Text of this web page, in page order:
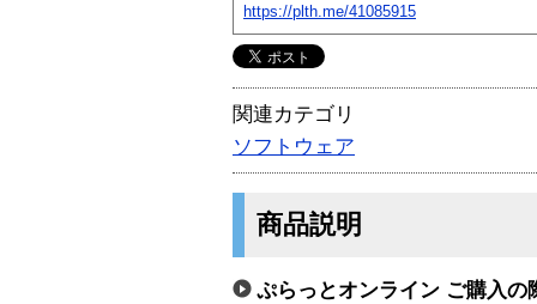
https://plth.me/41085915
関連カテゴリ
ソフトウェア
商品説明
ぷらっとオンライン ご購入の